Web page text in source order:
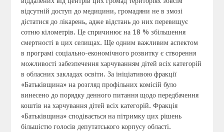
відсутній доступ до медицини, громадяни не в змозі
дістатися до лікарень, адже відстань до них перевищує
сотню кілометрів. Це спричинює на 18 % збільшення
смертності в цих селищах. Ще одним важливим аспектом
в програмі соціально-економічного розвитку є створення
можливості забезпечення харчуванням дітей всіх категорій
в обласних закладах освіти. За ініціативою фракції
«Батьківщина» на розгляд профільних комісій було
винесено до порядку денного питання щодо передбачення
коштів на харчування дітей всіх категорій. Фракція
«Батьківщина» сподівається на пітримку цих рішень
більшістю голосів депутатського корпусу області.